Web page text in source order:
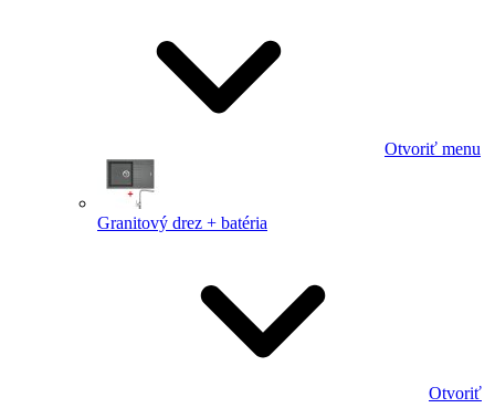
Otvoriť menu
Granitový drez + batéria
Otvoriť